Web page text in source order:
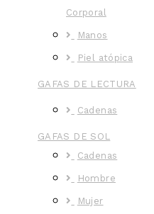
Corporal
Manos
Piel atópica
GAFAS DE LECTURA
Cadenas
GAFAS DE SOL
Cadenas
Hombre
Mujer